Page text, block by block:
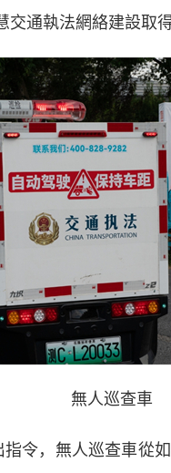
通執法網絡建設取得
無人巡查車
，無人巡查車從如